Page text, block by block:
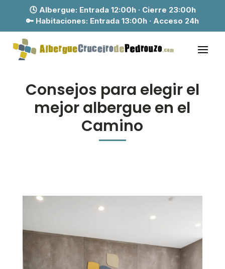
🕓 Albergue: Entrada 12:00h · Cierre 23:00h
🔑 Habitaciones: Entrada 13:00h · Acceso 24h
Consejos para elegir el
mejor albergue en el
Camino